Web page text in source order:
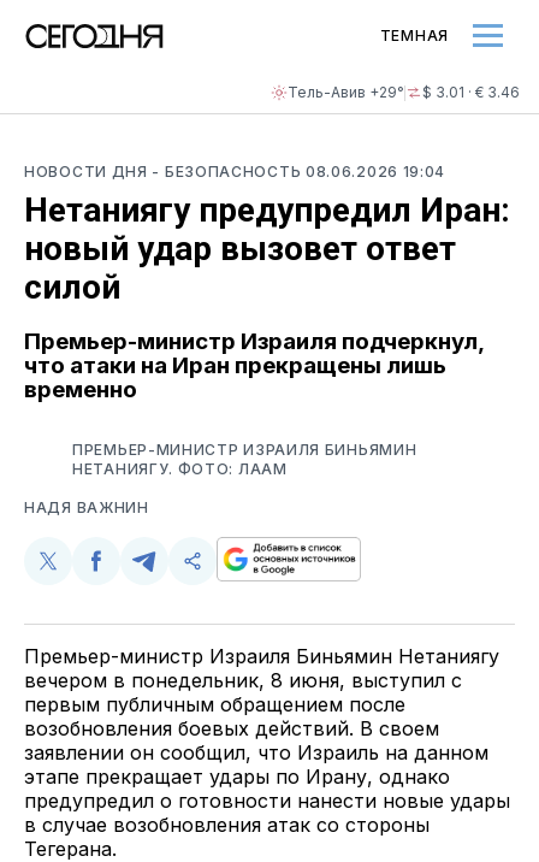
Тель-Авив +29° $ 3.01 · € 3.46
ТЕМНАЯ
НОВОСТИ ДНЯ - БЕЗОПАСНОСТЬ 08.06.2026 19:04
Нетаниягу предупредил Иран:
новый удар вызовет ответ
силой
Премьер-министр Израиля подчеркнул,
что атаки на Иран прекращены лишь
временно
ПРЕМЬЕР-МИНИСТР ИЗРАИЛЯ БИНЬЯМИН
НЕТАНИЯГУ. ФОТО: ЛААМ
НАДЯ ВАЖНИН
Поделиться
Twitter
Поделиться
Facebook
Поделиться
Telegram
Скопируйте
поделитесь
ссылкой
Премьер-министр Израиля Биньямин Нетаниягу
вечером в понедельник, 8 июня, выступил с
первым публичным обращением после
возобновления боевых действий. В своем
заявлении он сообщил, что Израиль на данном
этапе прекращает удары по Ирану, однако
предупредил о готовности нанести новые удары
в случае возобновления атак со стороны
Тегерана.